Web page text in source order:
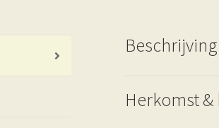
Beschrijving
Herkomst